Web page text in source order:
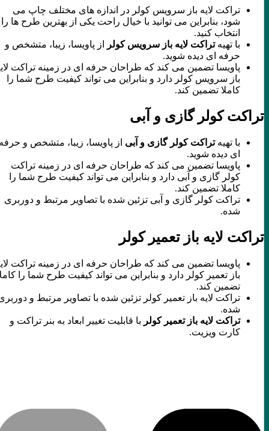
تراکت لایه باز سرویس کولر در اندازه های مختلف چاپ می
شود، بنابراین می توانید با خیال راحت یکی از بهترین طرح ها را
انتخاب کنید.
با تهیهتراکت لایه باز سرویس کولراز پاویسا، زیبا، متشخص و
حرفه ای دیده شوید.
پاویسا تضمین می کند که طراحان حرفه ای در زمینه تراکت لایه
باز سرویس کولر دارد و بنابراین می تواند کیفیت طرح شما را
کاملا تضمین کند.
تراکت کولر گازی و آبی
با تهیهتراکت کولر گازی و آبی از پاویسا، زیبا، متشخص و حرفه
ای دیده شوید.
پاویسا تضمین می کند که طراحان حرفه ای در زمینه تراکت
کولر گازی و آبی دارد و بنابراین می تواند کیفیت طرح شما را
کاملا تضمین کند.
تراکت کولر گازی و آبی تزئین شده با تصاویر مرتبط و دوربری
شده.
تراکت لایه باز تعمیر کولر
پاویسا تضمین می کند که طراحان حرفه ای در زمینه تراکت لایه
باز تعمیر کولر دارد و بنابراین می تواند کیفیت طرح شما را کاملا
تضمین کند.
تراکت لایه باز تعمیر کولر تزئین شده با تصاویر مرتبط و دوربری
شده.
تراکت لایه باز تعمیر کولربا قابلیت تغییر ابعاد به بنر تراکت و
کارت ویزیت.